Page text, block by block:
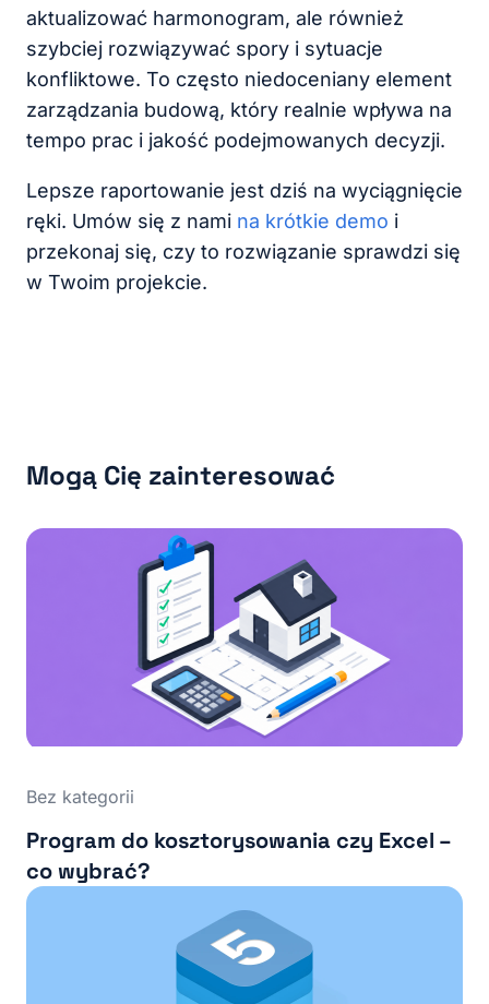
aktualizować harmonogram, ale również
szybciej rozwiązywać spory i sytuacje
konfliktowe. To często niedoceniany element
zarządzania budową, który realnie wpływa na
tempo prac i jakość podejmowanych decyzji.
Lepsze raportowanie jest dziś na wyciągnięcie
ręki. Umów się z nami na krótkie demo i
przekonaj się, czy to rozwiązanie sprawdzi się
w Twoim projekcie.
Mogą Cię zainteresować
Bez kategorii
Program do kosztorysowania czy Excel –
co wybrać?